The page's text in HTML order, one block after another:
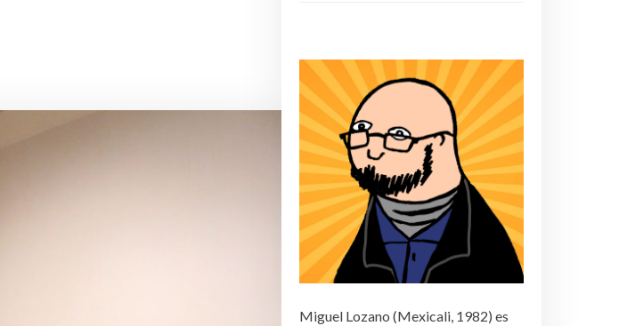
Miguel Lozano (Mexicali, 1982) es